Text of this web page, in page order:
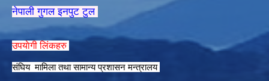
नेपाली गुगल इनपुट टुल
उपयाेगी लिंकहरु
संघिय मामिला तथा सामान्य प्रशासन मन्त्रालय